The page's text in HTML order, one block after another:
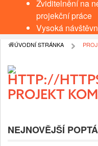
Zviditelnění na
projekční práce
Vysoká
ÚVODNÍ STRÁNKA
PROJEKT
NEJNOVĚJŠÍ